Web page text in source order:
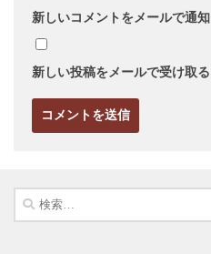
新しいコメントをメールで通知
新しい投稿をメールで受け取る
検
索: